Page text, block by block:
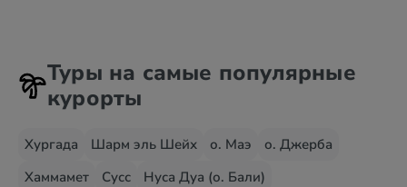
Туры на самые популярные
курорты
Хургада Шарм эль Шейх о. Маэ
о. Джерба
Хаммамет
Сусс
Нуса Дуа (о. Бали)